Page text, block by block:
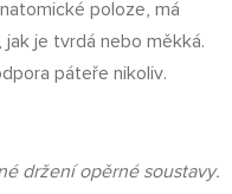
poloze, má
je tvrdá nebo měkká.
páteře nikoliv.
držení opěrné soustavy.